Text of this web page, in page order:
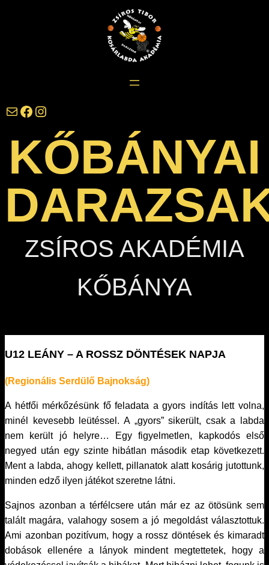
darazsak@darazsak.hu @kobanyaidarazsak @darazsak
KŐBÁNYAI
ZSÍROS AKADÉMIA
KŐBÁNYA
U12 LEÁNY – A ROSSZ DÖNTÉSEK NAPJA
(Regionális Serdülő Bajnokság)
A hétfői mérkőzésünk fő feladata a gyors indítás lett volna,
minél kevesebb leütéssel. A „gyors” sikerült, csak a labda
nem került jó helyre… Egy figyelmetlen, kapkodós első
negyed után egy szinte hibátlan második etap következett.
Ment a labda, ahogy kellett, pillanatok alatt kosárig jutottunk,
minden edző ilyen játékot szeretne látni.
Sajnos azonban a térfélcsere után már ez az ötösünk sem
talált magára, valahogy sosem a jó megoldást választottuk.
Ami azonban pozitívum, hogy a rossz döntések és kimaradt
dobások ellenére a lányok mindent megtettetek, hogy a